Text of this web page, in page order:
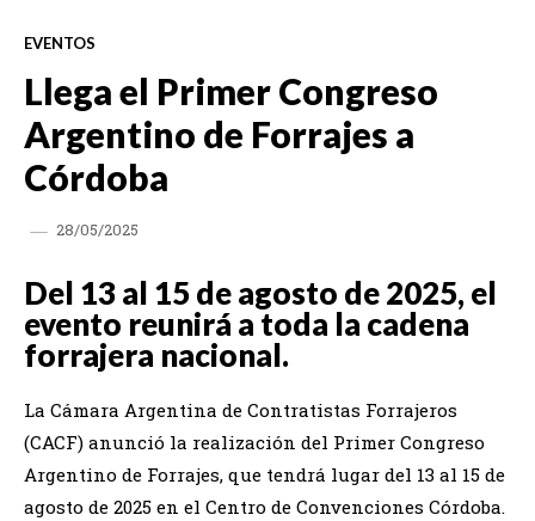
EVENTOS
Llega el Primer Congreso
Argentino de Forrajes a
Córdoba
28/05/2025
Del 13 al 15 de agosto de 2025, el
evento reunirá a toda la cadena
forrajera nacional.
La Cámara Argentina de Contratistas Forrajeros
(CACF) anunció la realización del Primer Congreso
Argentino de Forrajes, que tendrá lugar del 13 al 15 de
agosto de 2025 en el Centro de Convenciones Córdoba.